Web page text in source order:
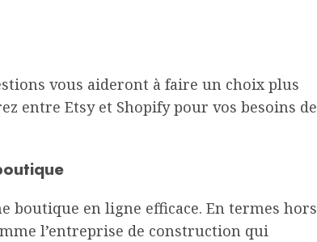
vous aideront à faire un choix plus
entre Etsy et Shopify pour vos besoins de
boutique en ligne efficace. En termes hors
l’entreprise de construction qui